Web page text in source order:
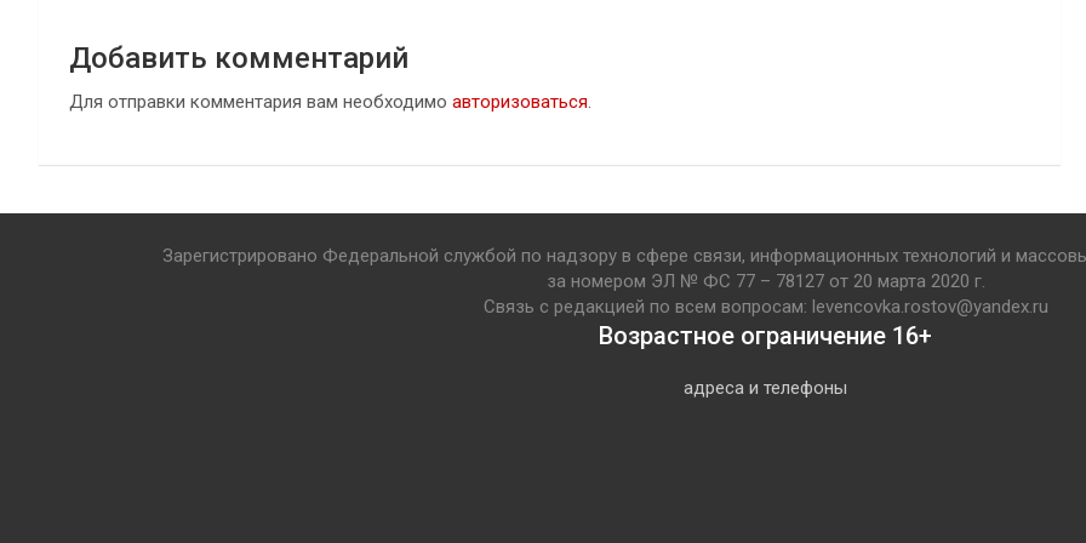
Добавить комментарий
Для отправки комментария вам необходимо авторизоваться.
Зарегистрировано Федеральной службой по надзору в сфере связи, информационных технологий и
за номером ЭЛ № ФС 77 – 78127 от 20 марта 2020 г.
Связь с редакцией по всем вопросам: levencovka.rostov@yandex.ru
Возрастное ограничение 16+
адреса и телефоны